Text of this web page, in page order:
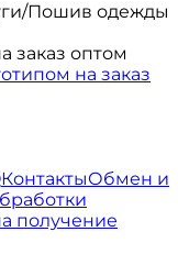
/Пошив одежды
заказ оптом
на заказ
КонтактыОбмен и
получение